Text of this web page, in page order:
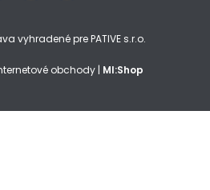
vyhradené pre PATIVE s.r.o.
obchody | MI:Shop